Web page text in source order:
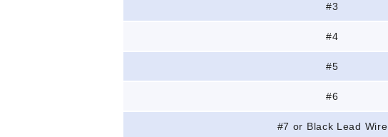
#3
#4
#5
#6
#7 or Black Lead Wire